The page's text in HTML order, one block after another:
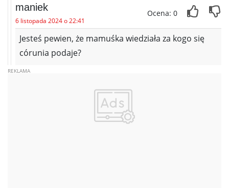
maniek
6 listopada 2024 o 22:41
Ocena: 0
Jesteś pewien, że mamuśka wiedziała za kogo się
córunia podaje?